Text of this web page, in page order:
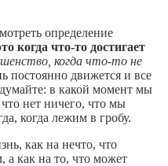
определение
когда что-то достигает
когда что-то не
постоянно движется и все
в какой момент мы
нет ничего, что мы
когда лежим в гробу.
как на нечто, что
как на то, что может